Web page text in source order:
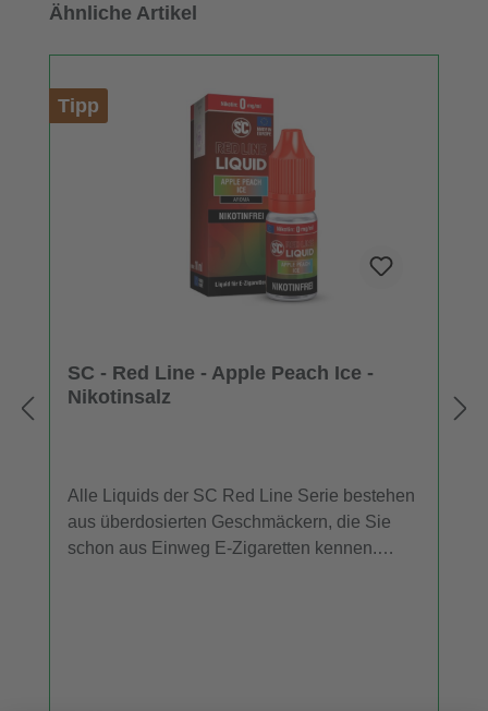
Produktgalerie überspringen
Ähnliche Artikel
Tipp
SC - Red Line - Apple Peach Ice -
Nikotinsalz
Alle Liquids der SC Red Line Serie bestehen
aus überdosierten Geschmäckern, die Sie
schon aus Einweg E-Zigaretten kennen.